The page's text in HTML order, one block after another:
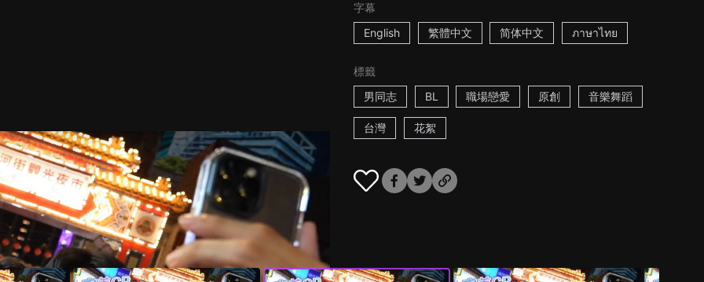
字幕
English
繁體中文 简体中文 ภาษาไทย
標籤
男同志
BL 職場戀愛 原創 音樂舞蹈
台灣 花絮